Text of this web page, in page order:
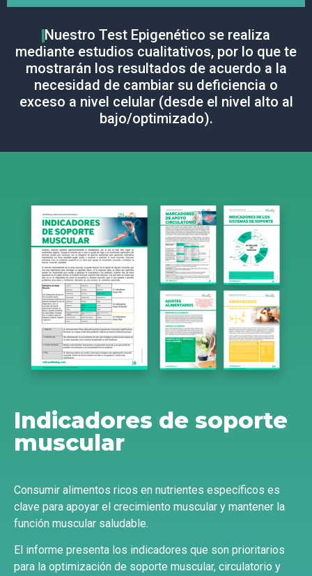
Interferencias
Corriente de Entrada, Campo Alternante Electromagnético,
Campo Electrostático, Campo Magnético Constante,
Corriente de Tracción 16 2/3 Hz, ELF (Frecuencia
Nuestro Test Epigenético se realiza
mediante estudios cualitativos, por lo que te
mostrarán los resultados de acuerdo a la
necesidad de cambiar su deficiencia o
exceso a nivel celular (desde el nivel alto al
bajo/optimizado).
Indicadores de soporte
muscular
Consumir alimentos ricos en nutrientes específicos es
clave para apoyar el crecimiento muscular y mantener la
función muscular saludable.
El informe presenta los indicadores que son prioritarios
para la optimización de soporte muscular, circulatorio y